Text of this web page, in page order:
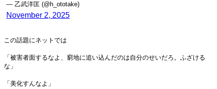
— 乙武洋匡 (@h_ototake)
November 2, 2025
この話題にネットでは
「被害者面するなよ、窮地に追い込んだのは自分のせいだろ。ふざける
な」
「美化すんなよ」